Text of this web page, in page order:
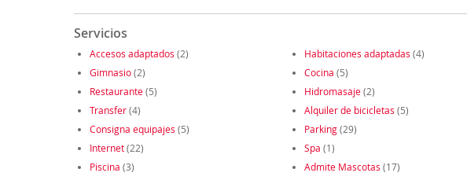
Servicios
Accesos adaptados (2) Habitaciones adaptadas (4)
Gimnasio(2) Cocina (5)
Restaurante(5) Hidromasaje(2)
Transfer(4) Alquiler de bicicletas (5)
Consigna equipajes (5) Parking(29)
Internet(22) Spa (1)
Piscina (3) Admite Mascotas (17)